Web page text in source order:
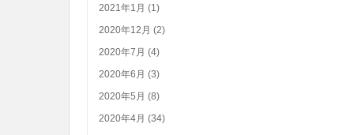
2021年1月 (1)
2020年12月 (2)
2020年7月 (4)
2020年6月 (3)
2020年5月 (8)
2020年4月 (34)